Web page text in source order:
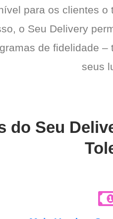
para os clientes
o Seu Delivery
de fidelidade
seus
do Seu